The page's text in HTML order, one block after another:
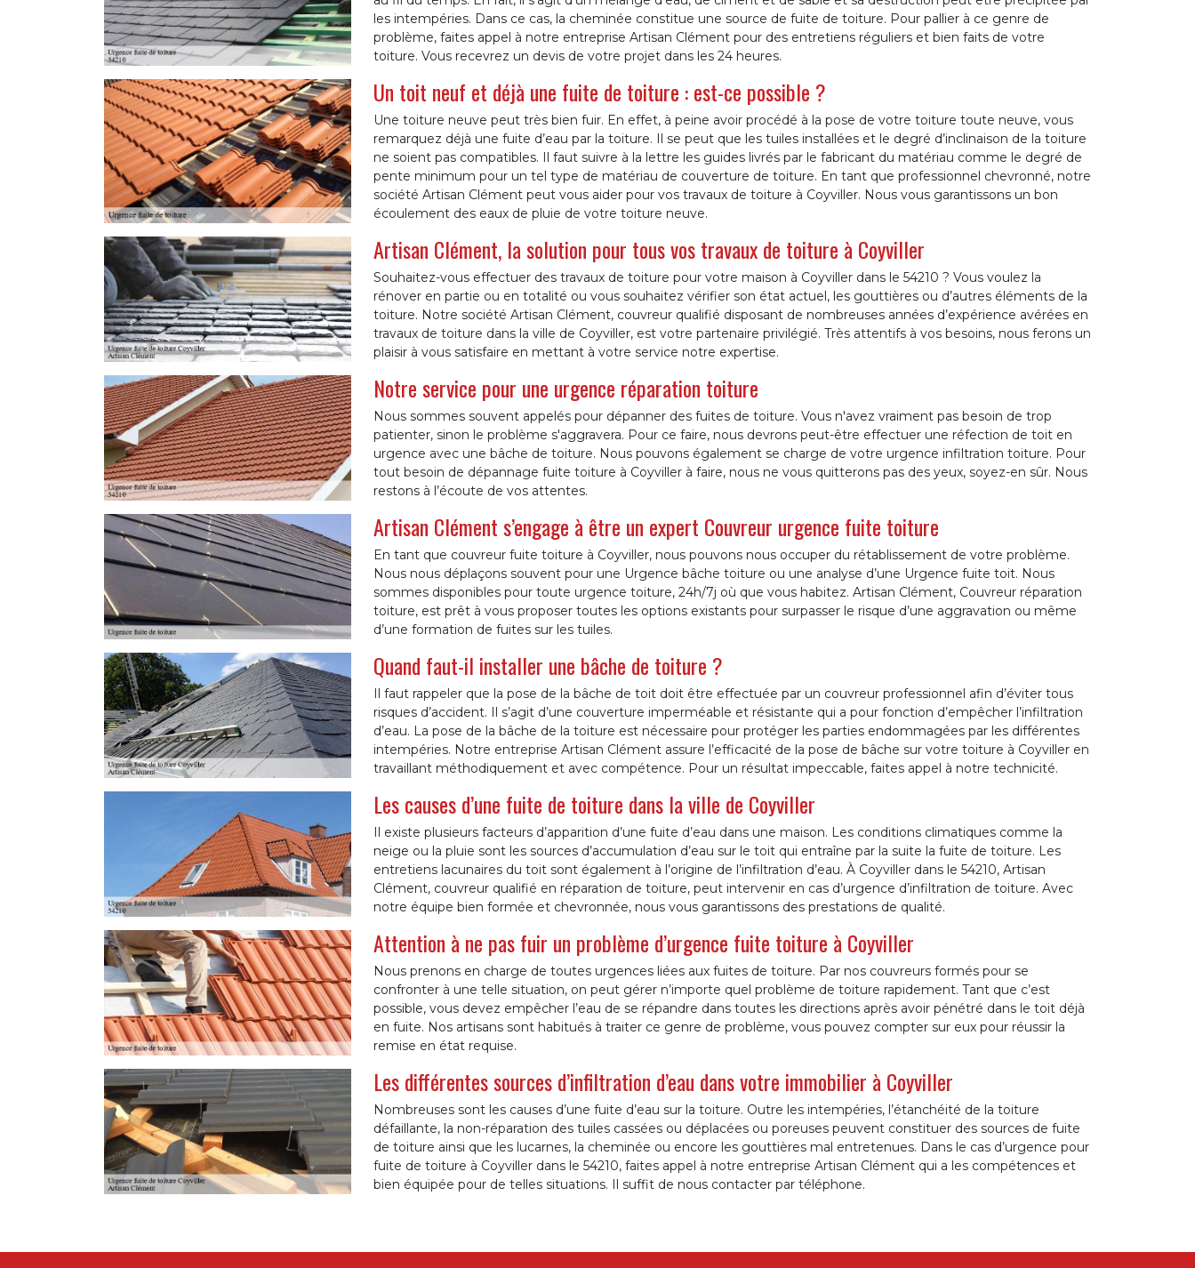
les intempéries. Dans ce cas, la cheminée constitue une source de fuite de toiture. Pour pallier à ce genre de
problème, faites appel à notre entreprise Artisan Clément pour des entretiens réguliers et bien faits de votre
toiture. Vous recevrez un devis de votre projet dans les 24 heures.
Un toit neuf et déjà une fuite de toiture : est-ce possible ?
Une toiture neuve peut très bien fuir. En effet, à peine avoir procédé à la pose de votre toiture toute neuve, vous
remarquez déjà une fuite d’eau par la toiture. Il se peut que les tuiles installées et le degré d’inclinaison de la toiture
ne soient pas compatibles. Il faut suivre à la lettre les guides livrés par le fabricant du matériau comme le degré de
pente minimum pour un tel type de matériau de couverture de toiture. En tant que professionnel chevronné, notre
société Artisan Clément peut vous aider pour vos travaux de toiture à Coyviller. Nous vous garantissons un bon
écoulement des eaux de pluie de votre toiture neuve.
Artisan Clément, la solution pour tous vos travaux de toiture à Coyviller
Souhaitez-vous effectuer des travaux de toiture pour votre maison à Coyviller dans le 54210 ? Vous voulez la
rénover en partie ou en totalité ou vous souhaitez vérifier son état actuel, les gouttières ou d’autres éléments de la
toiture. Notre société Artisan Clément, couvreur qualifié disposant de nombreuses années d’expérience avérées en
travaux de toiture dans la ville de Coyviller, est votre partenaire privilégié. Très attentifs à vos besoins, nous ferons un
plaisir à vous satisfaire en mettant à votre service notre expertise.
Notre service pour une urgence réparation toiture
Nous sommes souvent appelés pour dépanner des fuites de toiture. Vous n'avez vraiment pas besoin de trop
patienter, sinon le problème s'aggravera. Pour ce faire, nous devrons peut-être effectuer une réfection de toit en
urgence avec une bâche de toiture. Nous pouvons également se charge de votre urgence infiltration toiture. Pour
tout besoin de dépannage fuite toiture à Coyviller à faire, nous ne vous quitterons pas des yeux, soyez-en sûr. Nous
restons à l’écoute de vos attentes.
Artisan Clément s’engage à être un expert Couvreur urgence fuite toiture
En tant que couvreur fuite toiture à Coyviller, nous pouvons nous occuper du rétablissement de votre problème.
Nous nous déplaçons souvent pour une Urgence bâche toiture ou une analyse d’une Urgence fuite toit. Nous
sommes disponibles pour toute urgence toiture, 24h/7j où que vous habitez. Artisan Clément, Couvreur réparation
toiture, est prêt à vous proposer toutes les options existants pour surpasser le risque d’une aggravation ou même
d’une formation de fuites sur les tuiles.
Quand faut-il installer une bâche de toiture ?
Il faut rappeler que la pose de la bâche de toit doit être effectuée par un couvreur professionnel afin d’éviter tous
risques d’accident. Il s’agit d’une couverture imperméable et résistante qui a pour fonction d’empêcher l’infiltration
d’eau. La pose de la bâche de la toiture est nécessaire pour protéger les parties endommagées par les différentes
intempéries. Notre entreprise Artisan Clément assure l’efficacité de la pose de bâche sur votre toiture à Coyviller en
travaillant méthodiquement et avec compétence. Pour un résultat impeccable, faites appel à notre technicité.
Les causes d’une fuite de toiture dans la ville de Coyviller
Il existe plusieurs facteurs d’apparition d’une fuite d’eau dans une maison. Les conditions climatiques comme la
neige ou la pluie sont les sources d’accumulation d’eau sur le toit qui entraîne par la suite la fuite de toiture. Les
entretiens lacunaires du toit sont également à l’origine de l’infiltration d’eau. À Coyviller dans le 54210, Artisan
Clément, couvreur qualifié en réparation de toiture, peut intervenir en cas d’urgence d’infiltration de toiture. Avec
notre équipe bien formée et chevronnée, nous vous garantissons des prestations de qualité.
Attention à ne pas fuir un problème d’urgence fuite toiture à Coyviller
Nous prenons en charge de toutes urgences liées aux fuites de toiture. Par nos couvreurs formés pour se
confronter à une telle situation, on peut gérer n’importe quel problème de toiture rapidement. Tant que c’est
possible, vous devez empêcher l’eau de se répandre dans toutes les directions après avoir pénétré dans le toit déjà
en fuite. Nos artisans sont habitués à traiter ce genre de problème, vous pouvez compter sur eux pour réussir la
remise en état requise.
Les différentes sources d’infiltration d’eau dans votre immobilier à Coyviller
Nombreuses sont les causes d’une fuite d’eau sur la toiture. Outre les intempéries, l’étanchéité de la toiture
défaillante, la non-réparation des tuiles cassées ou déplacées ou poreuses peuvent constituer des sources de fuite
de toiture ainsi que les lucarnes, la cheminée ou encore les gouttières mal entretenues. Dans le cas d’urgence pour
fuite de toiture à Coyviller dans le 54210, faites appel à notre entreprise Artisan Clément qui a les compétences et
bien équipée pour de telles situations. Il suffit de nous contacter par téléphone.